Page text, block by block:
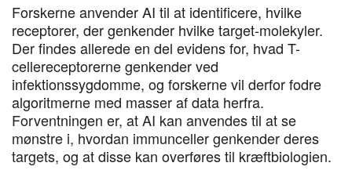
Forskerne anvender AI til at identificere, hvilke
receptorer, der genkender hvilke target-molekyler.
Der findes allerede en del evidens for, hvad T-
cellereceptorerne genkender ved
infektionssygdomme, og forskerne vil derfor fodre
algoritmerne med masser af data herfra.
Forventningen er, at AI kan anvendes til at se
mønstre i, hvordan immunceller genkender deres
targets, og at disse kan overføres til kræftbiologien.